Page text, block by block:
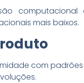
mais baixos.
com